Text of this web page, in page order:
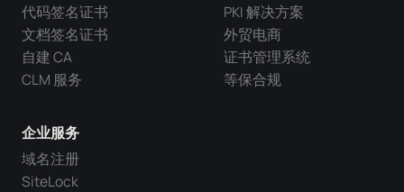
代码签名证书
文档签名证书
自建 CA
CLM 服务
企业服务
域名注册
SiteLock
PKI 解决方案
外贸电商
证书管理系统
等保合规